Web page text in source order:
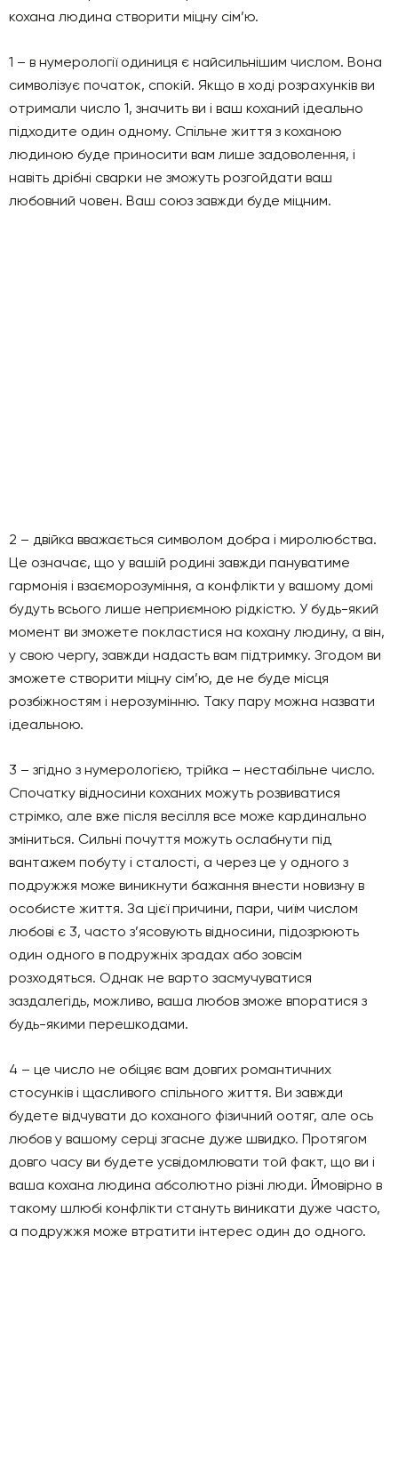
кохана людина створити міцну сім’ю.
1 – в нумерології одиниця є найсильнішим числом. Вона
символізує початок, спокій. Якщо в ході розрахунків ви
отримали число 1, значить ви і ваш коханий ідеально
підходите один одному. Спільне життя з коханою
людиною буде приносити вам лише задоволення, і
навіть дрібні сварки не зможуть розгойдати ваш
любовний човен. Ваш союз завжди буде міцним.
2 – двійка вважається символом добра і миролюбства.
Це означає, що у вашій родині завжди пануватиме
гармонія і взаєморозуміння, а конфлікти у вашому домі
будуть всього лише неприємною рідкістю. У будь-який
момент ви зможете покластися на кохану людину, а він,
у свою чергу, завжди надасть вам підтримку. Згодом ви
зможете створити міцну сім’ю, де не буде місця
розбіжностям і нерозумінню. Таку пару можна назвати
ідеальною.
3 – згідно з нумерологією, трійка – нестабільне число.
Спочатку відносини коханих можуть розвиватися
стрімко, але вже після весілля все може кардинально
зміниться. Сильні почуття можуть ослабнути під
вантажем побуту і сталості, а через це у одного з
подружжя може виникнути бажання внести новизну в
особисте життя. За цієї причини, пари, чиїм числом
любові є 3, часто з’ясовують відносини, підозрюють
один одного в подружніх зрадах або зовсім
розходяться. Однак не варто засмучуватися
заздалегідь, можливо, ваша любов зможе впоратися з
будь-якими перешкодами.
4 – це число не обіцяє вам довгих романтичних
стосунків і щасливого спільного життя. Ви завжди
будете відчувати до коханого фiзичний oотяг, але ось
любов у вашому сеpці згасне дуже швидко. Протягом
довго часу ви будете усвідомлювати той факт, що ви і
ваша кохана людина абсолютно різні люди. Ймовірно в
такому шлюбі конфлікти стануть виникати дуже часто,
а подружжя може втратити інтерес один до одного.